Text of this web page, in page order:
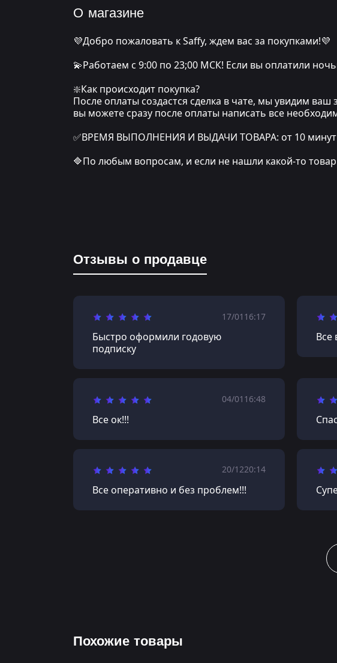
О магазине
💜Добро пожаловать к Saffy, ждем вас за покупками!💜
💫Работаем с 9:00 по 23;00 МСК! Если вы оплатили
❇️Как происходит покупка?
После оплаты создастся сделка в чате, мы увидим
вы можете сразу после оплаты написать все
✅ВРЕМЯ ВЫПОЛНЕНИЯ И ВЫДАЧИ ТОВАРА: от 10 минут
🔷По любым вопросам, и если не нашли какой-то
Отзывы о продавце
17/01 16:17
Быстро оформили годовую
подписку
Все
04/01 16:48
Все ок!!!
20/1220:14
Все оперативно и без проблем!!!
Похожие товары